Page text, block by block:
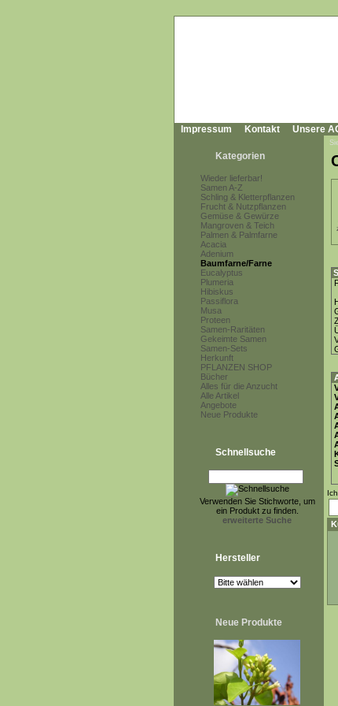
Impressum Kontakt Unsere
Kategorien
Wieder lieferbar!
Samen A-Z
Schling & Kletterpflanzen
Frucht & Nutzpflanzen
Gemüse & Gewürze
Mangroven & Teich
Palmen & Palmfarne
Acacia
Adenium
Baumfarne/Farne
Eucalyptus
Plumeria
Hibiskus
Passiflora
Musa
Proteen
Samen-Raritäten
Gekeimte Samen
Samen-Sets
Herkunft
PFLANZEN SHOP
Bücher
Alles für die Anzucht
Alle Artikel
Angebote
Neue Produkte
Schnellsuche
Verwenden Sie Stichworte, um
ein Produkt zu finden.
erweiterte Suche
Hersteller
Neue Produkte